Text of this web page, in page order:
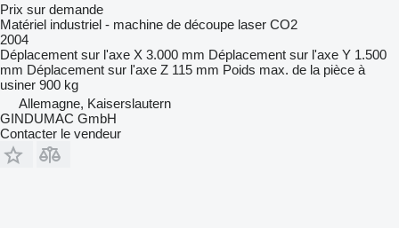
Prix sur demande
Matériel industriel - machine de découpe laser CO2
2004
Déplacement sur l'axe X 3.000 mm Déplacement sur l'axe Y 1.500
mm Déplacement sur l'axe Z 115 mm Poids max. de la pièce à
usiner 900 kg
Allemagne, Kaiserslautern
GINDUMAC GmbH
Contacter le vendeur